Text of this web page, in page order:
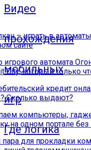
Видео
прохождения
мобильных
игр
Где логика
– играть в
сайте
игрового автомата
City, который только
кредит
Сколько выдают?
компьютеры,
на одном портале без
пара для прокладки